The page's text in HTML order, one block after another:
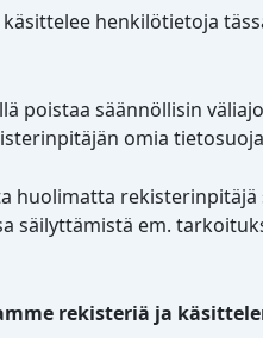
henkilötietoja
poistaa säännöllisin
omia
huolimatta
säilyttämistä em.
rekisteriä ja